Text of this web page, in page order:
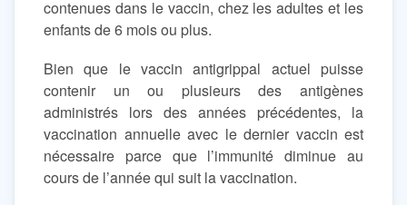
contenues dans le vaccin, chez les adultes et les
enfants de 6 mois ou plus.
Bien que le vaccin antigrippal actuel puisse
contenir un ou plusieurs des antigènes
administrés lors des années précédentes, la
vaccination annuelle avec le dernier vaccin est
nécessaire parce que l’immunité diminue au
cours de l’année qui suit la vaccination.